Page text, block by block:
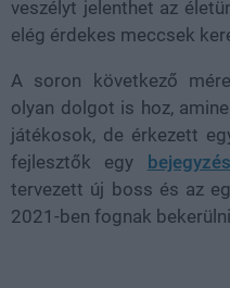
veszélyt jelenthet az
elég érdekes meccsek
A soron következő
olyan dolgot is hoz,
játékosok, de érkezett
fejlesztők egy
tervezett új boss és az
2021-ben fognak